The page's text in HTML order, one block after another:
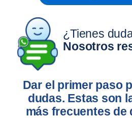
¿Tienes
Nosotros
Dar el primer paso
dudas. Estas son
más frecuentes de